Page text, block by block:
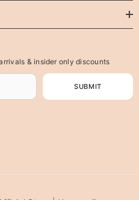
& insider only discounts
SUBMIT